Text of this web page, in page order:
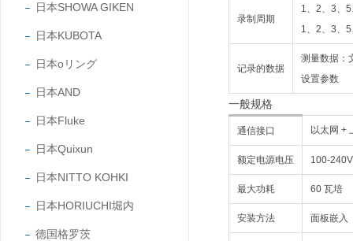
日本SHOWA GIKEN
日本KUBOTA
日本oリング
日本AND
日本Fluke
日本Quixun
日本NITTO KOHKI
日本HORIUCHI堀内
德国格罗茨
录制周期
1、2、3、
1、2、3、
记录的数据
测量数据：
设置参数
一般规格
通信接口 以太网 +
额定电源电压 100-
最大功耗 60 瓦培
安装方法 面板嵌入